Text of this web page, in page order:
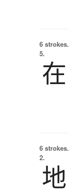
6 strokes.
5.
在
6 strokes.
2.
地